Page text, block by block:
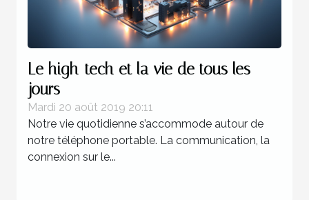
Le high-tech et la vie de tous les
jours
Mardi 20 août 2019 20:11
Notre vie quotidienne s’accommode autour de
notre téléphone portable. La communication, la
connexion sur le...